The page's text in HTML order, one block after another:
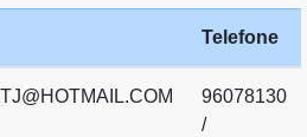
Telefone
96078130
/